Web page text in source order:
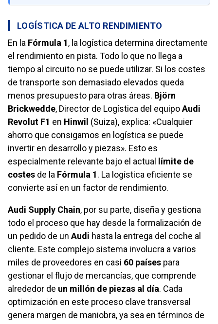
LOGÍSTICA DE ALTO RENDIMIENTO
En la Fórmula 1, la logística determina directamente
el rendimiento en pista. Todo lo que no llega a
tiempo al circuito no se puede utilizar. Si los costes
de transporte son demasiado elevados queda
menos presupuesto para otras áreas. Björn
Brickwedde, Director de Logística del equipoAudi
Revolut F1 en Hinwil (Suiza), explica: «Cualquier
ahorro que consigamos en logística se puede
invertir en desarrollo y piezas». Esto es
especialmente relevante bajo el actual límite de
costes de la Fórmula 1. La logística eficiente se
convierte así en un factor de rendimiento.
Audi Supply Chain, por su parte, diseña y gestiona
todo el proceso que hay desde la formalización de
un pedido de un Audi hasta la entrega del coche al
cliente. Este complejo sistema involucra a varios
miles de proveedores en casi 60 países para
gestionar el flujo de mercancías, que comprende
alrededor de un millón de piezas al día. Cada
optimización en este proceso clave transversal
genera margen de maniobra, ya sea en términos de